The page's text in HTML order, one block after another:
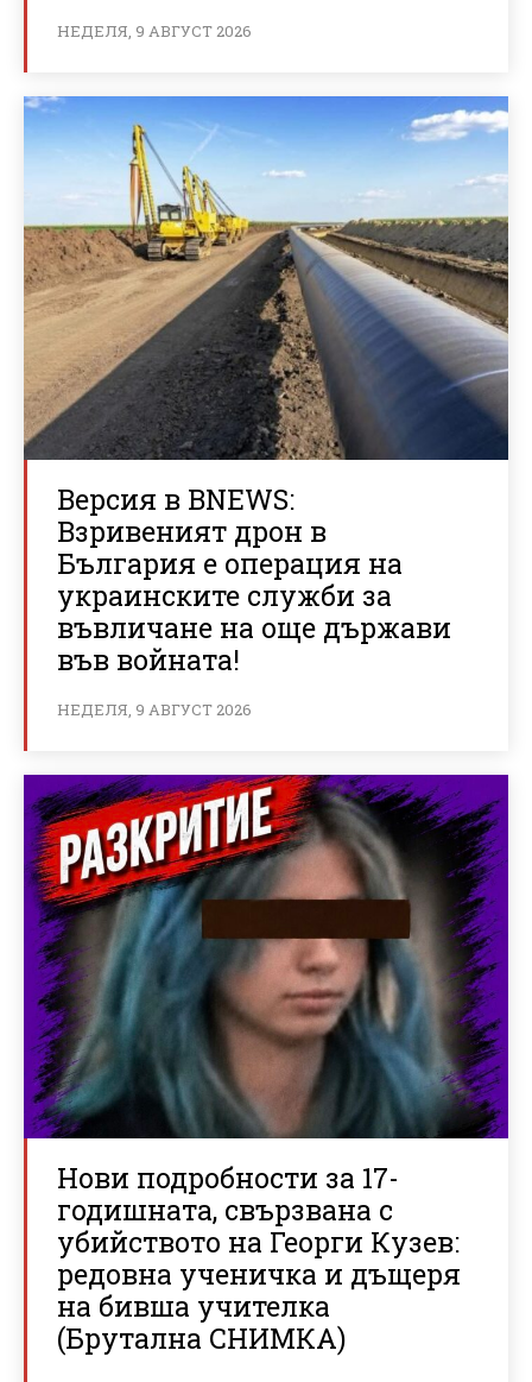
НЕДЕЛЯ, 9 АВГУСТ 2026
Версия в BNEWS:
Взривеният дрон в
България е операция на
украинските служби за
въвличане на още държави
във войната!
НЕДЕЛЯ, 9 АВГУСТ 2026
Нови подробности за 17-
годишната, свързвана с
убийството на Георги Кузев:
редовна ученичка и дъщеря
на бивша учителка
(Брутална СНИМКА)